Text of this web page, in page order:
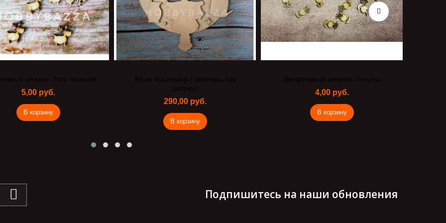
Венок Масленица ( заготовка под
Декоративный элемент Тюльпан Салфетка для декупажа Санта
Подпишитесь на наши обновления